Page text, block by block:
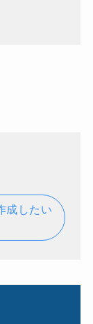
成したい